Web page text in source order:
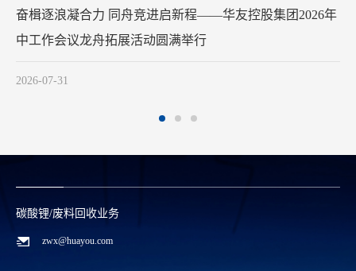
控股集团2026年
龙舟拓展活动圆满举行
华友钴业
碳酸锂/废料回收业务
zwx@huayou.com